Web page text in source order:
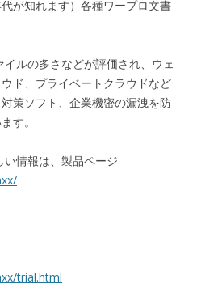
が知れます）各種ワープロ文書
ルの多さなどが評価され、ウェ
ド、プライベートクラウドなど
策ソフト、企業機密の漏洩を防
す。
い情報は、製品ページ
trial.html